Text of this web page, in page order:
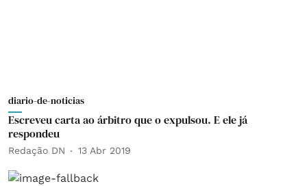
diario-de-noticias
Escreveu carta ao árbitro que o expulsou. E ele já
respondeu
Redação DN 13 Abr 2019